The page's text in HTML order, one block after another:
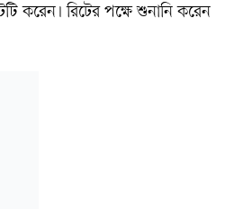
করেন। রিটের পক্ষে শুনানি করেন